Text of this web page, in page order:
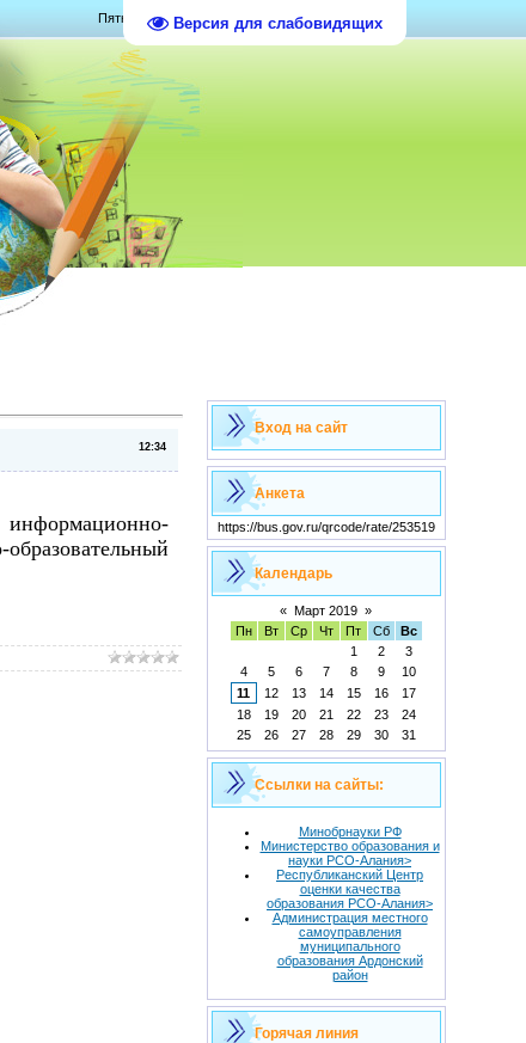
Версия для слабовидящих
Пятница, 07.08.2026, 08:54
12:34
Вход на сайт
Анкета
https://bus.gov.ru/qrcode/rate/253519
Календарь
« Март 2019 »
Пн
Вт Ср Чт Пт Сб
Вс
1
2
3
4
5 6 7 8 9
10
11
12 13 14 15 16
17
18
19 20 21 22 23
24
25
26 27 28 29 30 31
Ссылки на сайты:
Минобрнауки РФ
Министерство образования и
науки РСО-Алания>
Республиканский Центр
оценки качества
образования РСО-Алания>
Администрация местного
самоуправления
муниципального
образования Ардонский
район
Горячая линия